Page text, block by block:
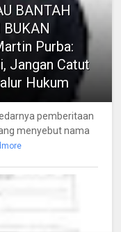
BANTAH
BUKAN
Purba:
Jangan Catut
Hukum
pemberitaan
menyebut nama